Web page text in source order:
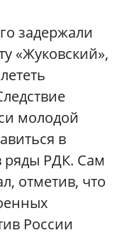
задержали
«Жуковский»,
молодой
в
ряды РДК. Сам
отметив, что
России